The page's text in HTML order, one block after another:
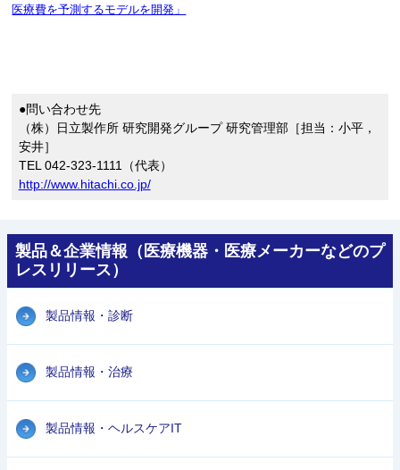
医療費を予測するモデルを開発」
●問い合わせ先
（株）日立製作所 研究開発グループ 研究管理部［担当：小平，
安井］
TEL 042-323-1111（代表）
http://www.hitachi.co.jp/
製品＆企業情報（医療機器・医療メーカーなどのプ
レスリリース）
製品情報・診断
製品情報・治療
製品情報・ヘルスケアIT